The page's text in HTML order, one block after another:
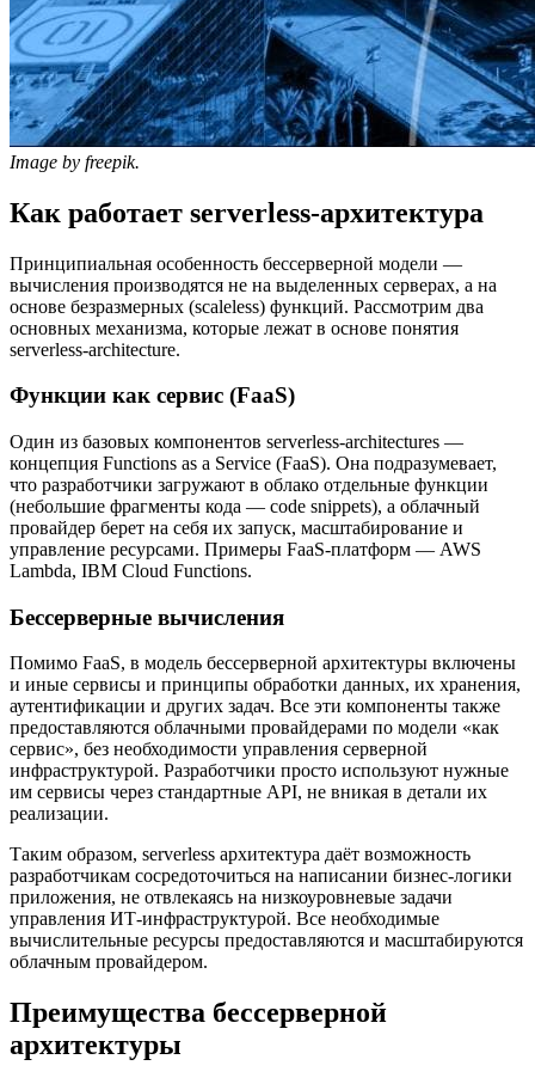
Image by freepik.
Как работает serverless-архитектура
Принципиальная особенность бессерверной модели —
вычисления производятся не на выделенных серверах, а на
основе безразмерных (scaleless) функций. Рассмотрим два
основных механизма, которые лежат в основе понятия
serverless-architecture.
Функции как сервис (FaaS)
Один из базовых компонентов serverless-architectures —
концепция Functions as a Service (FaaS). Она подразумевает,
что разработчики загружают в облако отдельные функции
(небольшие фрагменты кода — code snippets), а облачный
провайдер берет на себя их запуск, масштабирование и
управление ресурсами. Примеры FaaS-платформ — AWS
Lambda, IBM Cloud Functions.
Бессерверные вычисления
Помимо FaaS, в модель бессерверной архитектуры включены
и иные сервисы и принципы обработки данных, их хранения,
аутентификации и других задач. Все эти компоненты также
предоставляются облачными провайдерами по модели «как
сервис», без необходимости управления серверной
инфраструктурой. Разработчики просто используют нужные
им сервисы через стандартные API, не вникая в детали их
реализации.
Таким образом, serverless архитектура даёт возможность
разработчикам сосредоточиться на написании бизнес-логики
приложения, не отвлекаясь на низкоуровневые задачи
управления ИТ-инфраструктурой. Все необходимые
вычислительные ресурсы предоставляются и масштабируются
облачным провайдером.
Преимущества бессерверной
архитектуры